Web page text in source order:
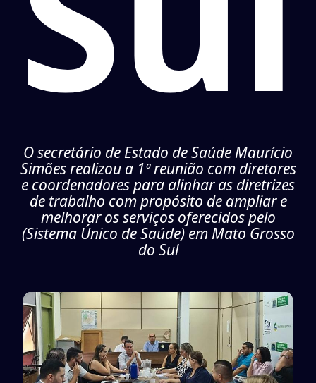
O secretário de Estado de Saúde Maurício
Simões realizou a 1ª reunião com diretores
e coordenadores para alinhar as diretrizes
de trabalho com propósito de ampliar e
melhorar os serviços oferecidos pelo
(Sistema Único de Saúde) em Mato Grosso
do Sul